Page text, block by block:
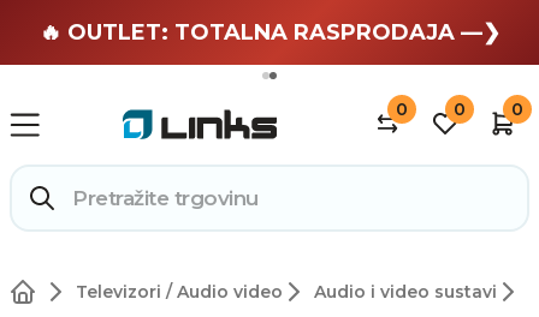
🏄 Zaslužuješ odmor —❯
🔥 OUTLET: TOTALNA RASPRODAJA —❯
0 0 0
Televizori / Audio video
Audio i video sustavi